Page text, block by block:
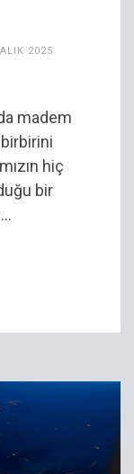
2025
madem
hiç
bir